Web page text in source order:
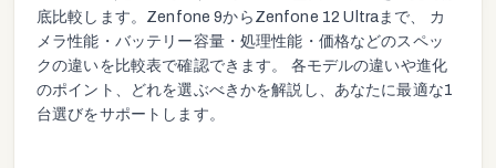
底比較します。 Zenfone 9から Zenfone 12 Ultraまで、 カ
メラ性能・バッテリー容量・処理性能・価格などのスペッ
クの違いを比較表で確認できます。 各モデルの違いや進化
のポイント、どれを選ぶべきかを解説し、あなたに最適な1
台選びをサポートします。